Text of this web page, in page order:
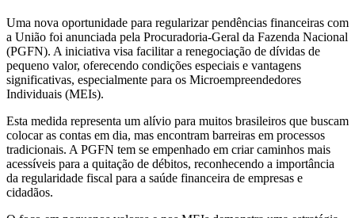
Uma nova oportunidade para regularizar pendências financeiras com
a União foi anunciada pela Procuradoria-Geral da Fazenda Nacional
(PGFN). A iniciativa visa facilitar a renegociação de dívidas de
pequeno valor, oferecendo condições especiais e vantagens
significativas, especialmente para os Microempreendedores
Individuais (MEIs).
Esta medida representa um alívio para muitos brasileiros que buscam
colocar as contas em dia, mas encontram barreiras em processos
tradicionais. A PGFN tem se empenhado em criar caminhos mais
acessíveis para a quitação de débitos, reconhecendo a importância
da regularidade fiscal para a saúde financeira de empresas e
cidadãos.